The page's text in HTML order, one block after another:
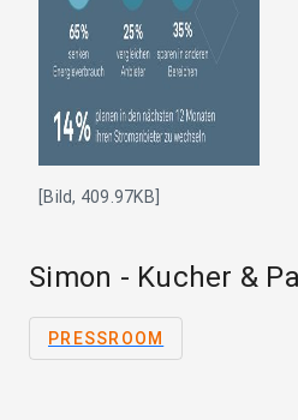
[Bild, 409.97KB]
Simon - Kucher &
PRESSROOM